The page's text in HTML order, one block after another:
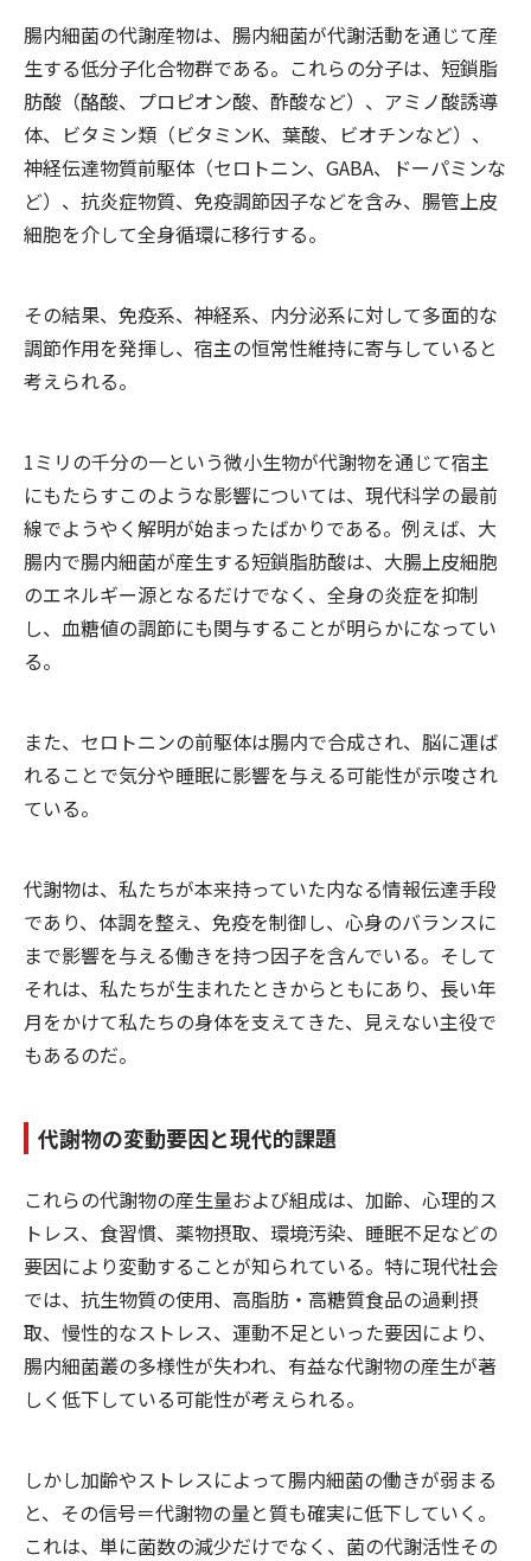
腸内細菌の代謝産物は、腸内細菌が代謝活動を通じて産
生する低分子化合物群である。これらの分子は、短鎖脂
肪酸（酪酸、プロピオン酸、酢酸など）、アミノ酸誘導
体、ビタミン類（ビタミンK、葉酸、ビオチンなど）、
神経伝達物質前駆体（セロトニン、GABA、ドーパミンな
ど）、抗炎症物質、免疫調節因子などを含み、腸管上皮
細胞を介して全身循環に移行する。
その結果、免疫系、神経系、内分泌系に対して多面的な
調節作用を発揮し、宿主の恒常性維持に寄与していると
考えられる。
1ミリの千分の一という微小生物が代謝物を通じて宿主
にもたらすこのような影響については、現代科学の最前
線でようやく解明が始まったばかりである。例えば、大
腸内で腸内細菌が産生する短鎖脂肪酸は、大腸上皮細胞
のエネルギー源となるだけでなく、全身の炎症を抑制
し、血糖値の調節にも関与することが明らかになってい
る。
また、セロトニンの前駆体は腸内で合成され、脳に運ば
れることで気分や睡眠に影響を与える可能性が示唆され
ている。
代謝物は、私たちが本来持っていた内なる情報伝達手段
であり、体調を整え、免疫を制御し、心身のバランスに
まで影響を与える働きを持つ因子を含んでいる。そして
それは、私たちが生まれたときからともにあり、長い年
月をかけて私たちの身体を支えてきた、見えない主役で
もあるのだ。
代謝物の変動要因と現代的課題
これらの代謝物の産生量および組成は、加齢、心理的ス
トレス、食習慣、薬物摂取、環境汚染、睡眠不足などの
要因により変動することが知られている。特に現代社会
では、抗生物質の使用、高脂肪・高糖質食品の過剰摂
取、慢性的なストレス、運動不足といった要因により、
腸内細菌叢の多様性が失われ、有益な代謝物の産生が著
しく低下している可能性が考えられる。
しかし加齢やストレスによって腸内細菌の働きが弱まる
と、その信号＝代謝物の量と質も確実に低下していく。
これは、単に菌数の減少だけでなく、菌の代謝活性その